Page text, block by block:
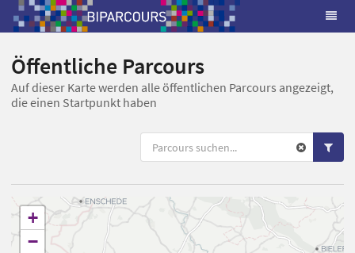
Öffentliche Parcours
Auf dieser Karte werden alle öffentlichen Parcours angezeigt,
die einen Startpunkt haben
+
−